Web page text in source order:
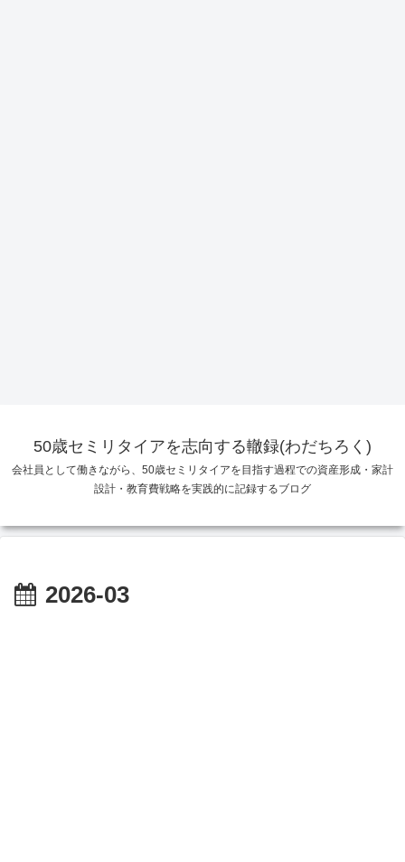
50歳セミリタイアを志向する轍録(わだちろく)
会社員として働きながら、50歳セミリタイアを目指す過程での資産形成・家計
設計・教育費戦略を実践的に記録するブログ
2026-03